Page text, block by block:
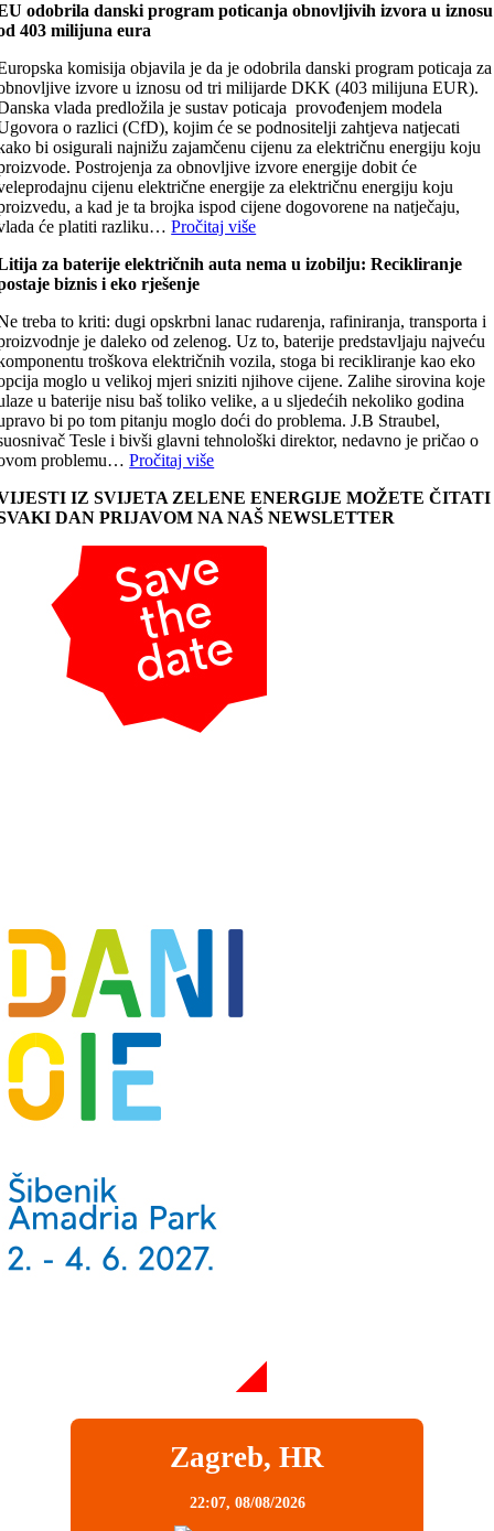
odobrila danski program poticanja obnovljivih izvora u iznosu
403 milijuna eura
komisija objavila je da je odobrila danski program poticaja za
izvore u iznosu od tri milijarde DKK (403 milijuna EUR).
vlada predložila je sustav poticaja provođenjem modela
o razlici (CfD), kojim će se podnositelji zahtjeva natjecati
bi osigurali najnižu zajamčenu cijenu za električnu energiju koju
Postrojenja za obnovljive izvore energije dobit će
cijenu električne energije za električnu energiju koju
a kad je ta brojka ispod cijene dogovorene na natječaju,
će platiti razliku…Pročitaj više
za baterije električnih auta nema u izobilju: Recikliranje
biznis i eko rješenje
treba to kriti: dugi opskrbni lanac rudarenja, rafiniranja, transporta i
je daleko od zelenog. Uz to, baterije predstavljaju najveću
troškova električnih vozila, stoga bi recikliranje kao eko
moglo u velikoj mjeri sniziti njihove cijene. Zalihe sirovina koje
u baterije nisu baš toliko velike, a u sljedećih nekoliko godina
bi po tom pitanju moglo doći do problema. J.B Straubel,
Tesle i bivši glavni tehnološki direktor, nedavno je pričao o
problemu…Pročitaj više
IZ SVIJETA ZELENE ENERGIJE MOŽETE ČITATI
DAN PRIJAVOM NA NAŠ NEWSLETTER
Zagreb, HR
22:07, 08/08/2026